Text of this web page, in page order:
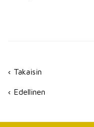
‹ Takaisin
‹ Edellinen